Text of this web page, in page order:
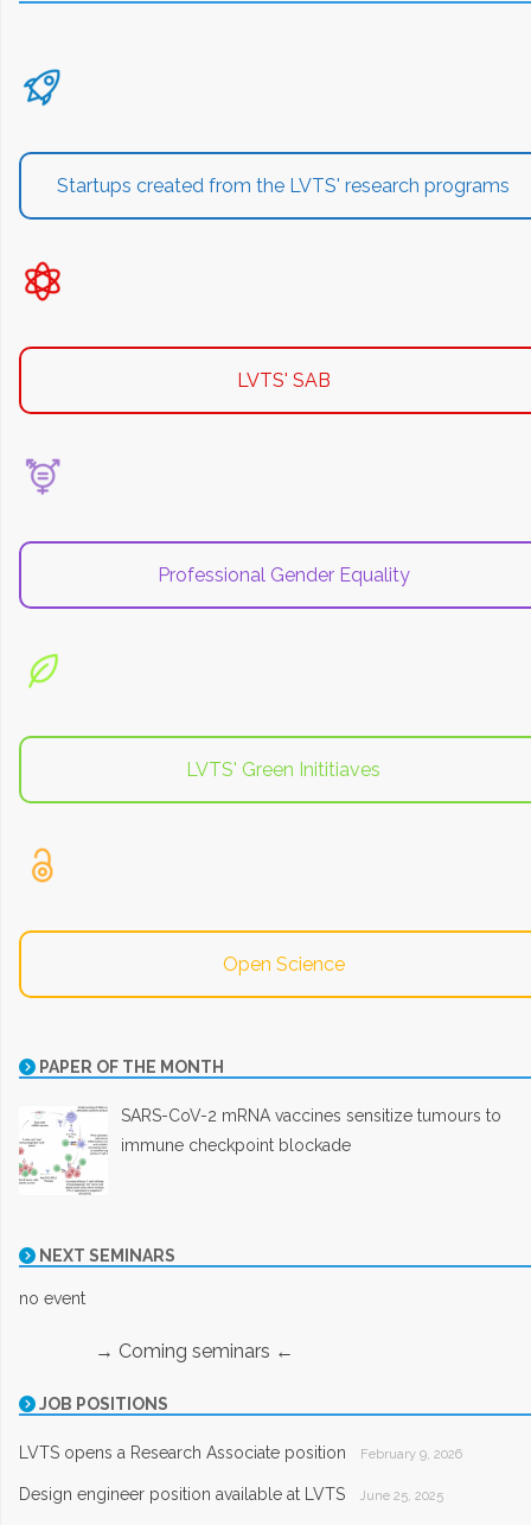
Startups created from the LVTS' research programs
LVTS' SAB
Professional Gender Equality
LVTS' Green Inititiaves
Open Science
PAPER OF THE MONTH
SARS-CoV-2 mRNA vaccines sensitize tumours to
immune checkpoint blockade
NEXT SEMINARS
no event
→ Coming seminars ←
JOB POSITIONS
LVTS opens a Research Associate position February 9, 2026
Design engineer position available at LVTS June 25, 2025